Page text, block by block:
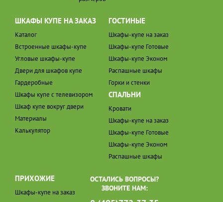
ШКАФЫ КУПЕ НА ЗАКАЗ
Каталог
Встроенные шкафы-купе
Угловые шкафы-купе
Двери для шкафов купе
Гардеробные
Шкафы купе с телевизором
Шкаф купе вокруг двери
Материалы
Калькулятор
ГОСТИНЫЕ
Шкафы-купе на заказ
Шкафы-купе Готовые
Шкафы-купе Эконом
Распашные шкафы
Горки и стенки
СПАЛЬНИ
Кровати
Шкафы-купе на заказ
Шкафы-купе Готовые
Шкафы-купе Эконом
Распашные шкафы
ПРИХОЖИЕ
Шкафы-купе на заказ
ОСТАЛИСЬ ВОПРОСЫ?
ЗВОНИТЕ НАМ: